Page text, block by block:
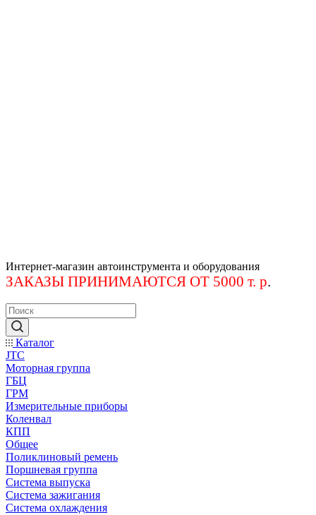
Интернет-магазин автоинструмента и оборудования
ЗАКАЗЫ ПРИНИМАЮТСЯ ОТ 5000 т. р.
Каталог
JTC
Моторная группа
ГБЦ
ГРМ
Измерительные приборы
Коленвал
КПП
Общее
Поликлиновый ремень
Поршневая группа
Система выпуска
Система зажигания
Система охлаждения